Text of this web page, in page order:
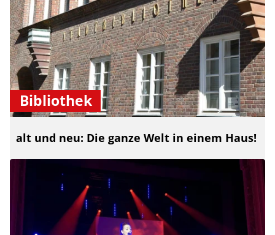
Bibliothek
alt und neu: Die ganze Welt in einem Haus!